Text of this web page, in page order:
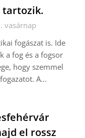
tartozik.
vasárnap
fogászat is. Ide
a fog és a fogsor
hogy szemmel
A…
el rossz